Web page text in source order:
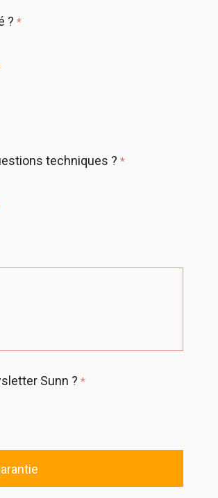
? *
techniques ? *
Sunn ? *